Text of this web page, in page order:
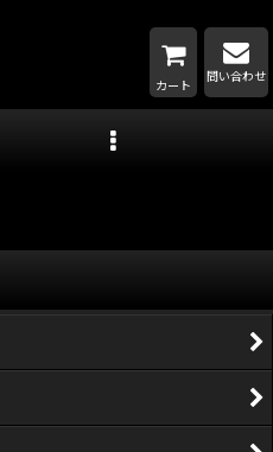
カート
問い合わせ